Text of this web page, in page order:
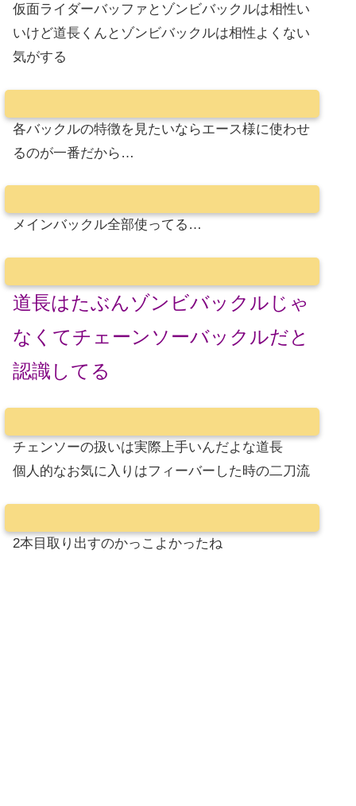
仮面ライダーバッファとゾンビバックルは相性い
いけど道長くんとゾンビバックルは相性よくない
気がする
各バックルの特徴を見たいならエース様に使わせ
るのが一番だから…
メインバックル全部使ってる…
道長はたぶんゾンビバックルじゃ
なくてチェーンソーバックルだと
認識してる
チェンソーの扱いは実際上手いんだよな道長
個人的なお気に入りはフィーバーした時の二刀流
2本目取り出すのかっこよかったね